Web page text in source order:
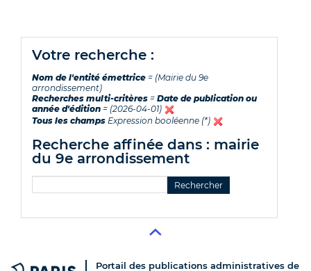
votre recherche :
Nom de l'entité émettrice = (Mairie du 9e
arrondissement)
Recherches multi-critères = Date de publication ou
année d'édition = (2026-04-01)
Tous les champs Expression booléenne (*)
recherche affinée dans : mairie
du 9e arrondissement
Portail des publications administratives de